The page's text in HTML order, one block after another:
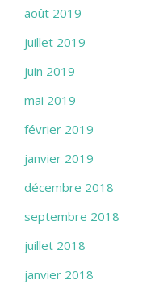
août 2019
juillet 2019
juin 2019
mai 2019
février 2019
janvier 2019
décembre 2018
septembre 2018
juillet 2018
janvier 2018